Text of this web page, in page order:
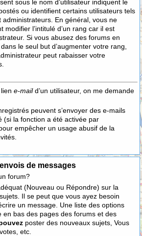
sous le nom d’utilisateur indiquent le
ou identifient certains utilisateurs tels
En général, vous ne
modifier l’intitulé d’un rang car il est
Si vous abusez des forums en
le seul but d’augmenter votre rang,
peut rabaisser votre
e-maild’un utilisateur, on me demande
peuvent s’envoyer des e-mails
(si la fonction a été activée par
empêcher un usage abusif de la
de messages
forum?
(Nouveau ou Répondre) sur la
Il se peut que vous ayez besoin
un message. Une liste des options
en bas des pages des forums et des
poster des nouveaux sujets, Vous
etc.